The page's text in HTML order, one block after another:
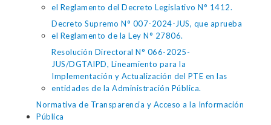
el Reglamento del Decreto Legislativo N° 1412.
Decreto Supremo N° 007-2024-JUS, que aprueba
el Reglamento de la Ley N° 27806.
Resolución Directoral N° 066-2025-
JUS/DGTAIPD, Lineamiento para la
Implementación y Actualización del PTE en las
entidades de la Administración Pública.
Normativa de Transparencia y Acceso a la Información
Pública